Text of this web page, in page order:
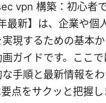
vpn 構築：初心者
最新】は、企業や個
現するための基本
ガイドです。ここ
な手順と最新情報を
点をサクッと把握し